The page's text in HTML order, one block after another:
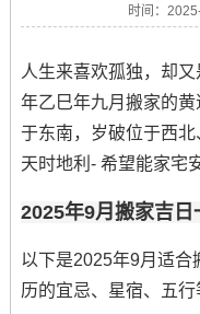
时间：
人生来喜欢孤独，却
年乙巳年九月搬家的
于东南，岁破位于西
天时地利- 希望能家宅
2025年9月搬家吉日
以下是2025年9月适合
历的宜忌、星宿、五行